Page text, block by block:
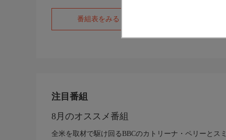
番組表をみる
注目番組
8月のオススメ番組
全米を取材で駆け回るBBCのカトリーナ・ペリーとス